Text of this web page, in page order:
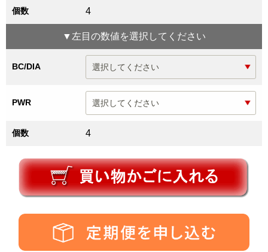
個数 4
▼ 左目 の数値を選択してください
BC/DIA
PWR
個数 4